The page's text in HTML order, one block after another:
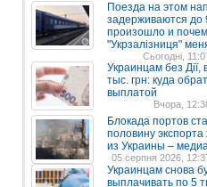
Поезда на этом
задерживаются до
произошло и
"Укрзалізниця"
Сьогодні,
Украинцам без Дії,
тыс. грн: куда
выплатой
Вчора,
Блокада портов
половину
из Украины –
05 серпня 2026,
Украинцам снова
выплачивать по 5